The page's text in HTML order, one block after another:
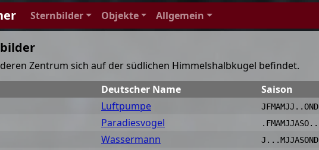
Sternbilder Objekte Allgemein
Zentrum sich auf der südlichen Himmelshalbkugel befindet.
Deutscher Name Saison
Luftpumpe JFMAMJJ..OND
Paradiesvogel .FMAMJJASO..
Wassermann J...MJJASOND